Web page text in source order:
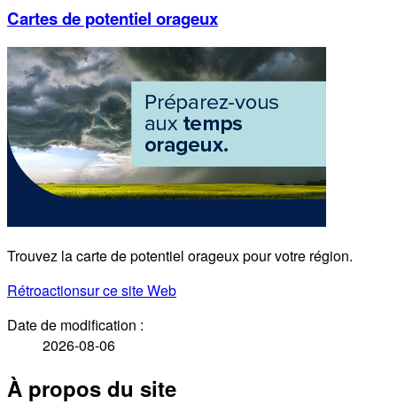
Cartes de potentiel orageux
Trouvez la carte de potentiel orageux pour votre région.
Rétroactionsur ce site Web
Date de modification :
2026-08-06
À propos du site